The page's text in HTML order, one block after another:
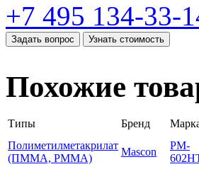
+7 495 134-33-
Задать вопрос Узнать стоимость
Похожие
Типы Бренд
Полиметилметакрилат
(ПММА, PMMA)
Mascon
PM-